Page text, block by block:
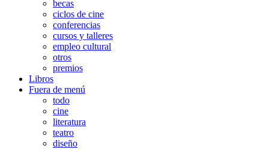
becas
ciclos de cine
conferencias
cursos y talleres
empleo cultural
otros
premios
Libros
Fuera de menú
todo
cine
literatura
teatro
diseño